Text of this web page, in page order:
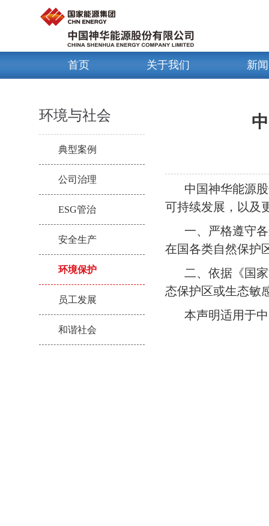
首页 关于我们 新
环境与社会
典型案例
公司治理
ESG管治
安全生产
环境保护
员工发展
和谐社会
中国神华能源
可持续发展，以及
一、严格遵守
在国各类自然保护
二、依据《国
态保护区或生态敏
本声明适用于